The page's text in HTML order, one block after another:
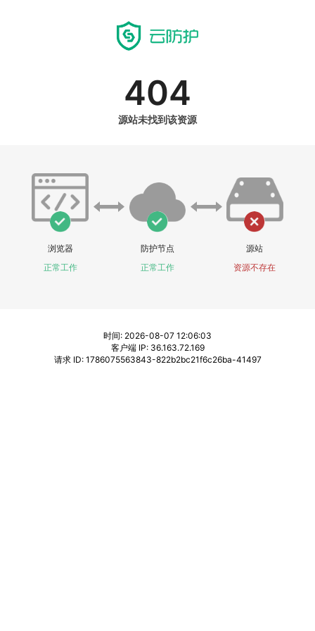
404
源站未找到该资源
浏览器
正常工作
防护节点
正常工作
源站
资源不存在
时间: 2026-08-07 12:06:03
客户端 IP: 36.163.72.169
请求 ID: 1786075563843-822b2bc21f6c26ba-41497